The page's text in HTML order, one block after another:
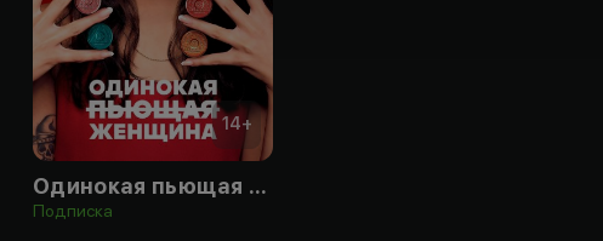
14+
Одинокая пьющая женщина
Подписка